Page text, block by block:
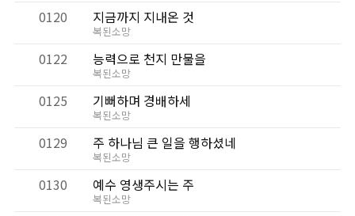
0120 지금까지 지내온 것
복된소망
0122 능력으로 천지 만물을
복된소망
0125 기뻐하며 경배하세
복된소망
0129 주 하나님 큰 일을 행하셨네
복된소망
0130 예수 영생주시는 주
복된소망